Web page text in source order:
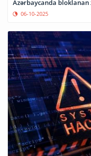
Azərbaycanda bloklanan
06-10-2025